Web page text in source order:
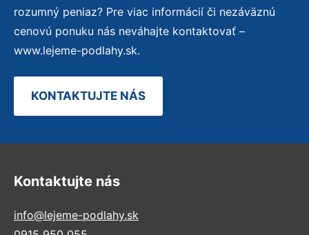
rozumný peniaz? Pre viac informácií či nezáväznú
cenovú ponuku nás neváhajte kontaktovať –
www.lejeme-podlahy.sk.
KONTAKTUJTE NÁS
Kontaktujte nás
info@lejeme-podlahy.sk